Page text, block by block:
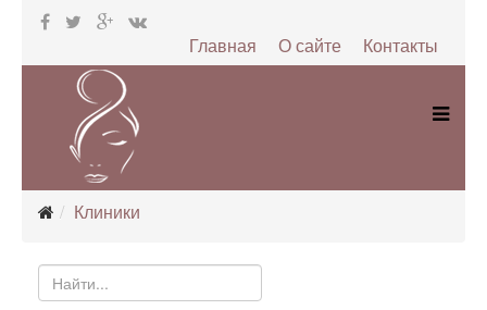
Контакты
О сайте
Главная
Клиники